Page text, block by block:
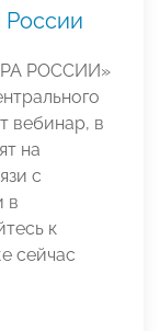
РОССИИ»
вебинар, в
на
с
в
к
сейчас